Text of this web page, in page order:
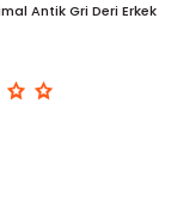
Antik Gri Deri Erkek